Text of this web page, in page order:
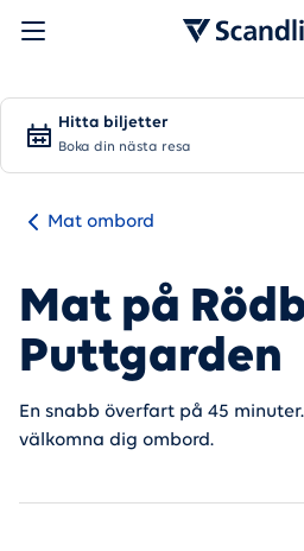
Hitta biljetter
Boka din nästa resa
Mat ombord
Mat på
Puttgarden
En snabb överfart på 45
välkomna dig ombord.